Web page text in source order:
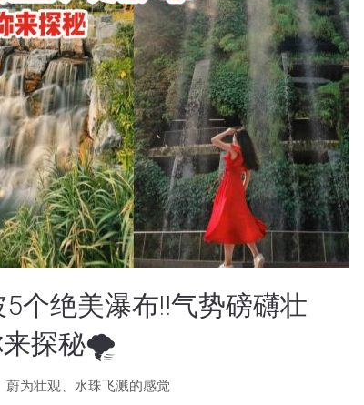
个绝美瀑布‼气势磅礴壮
来探秘🌪
蔚为壮观、水珠飞溅的感觉